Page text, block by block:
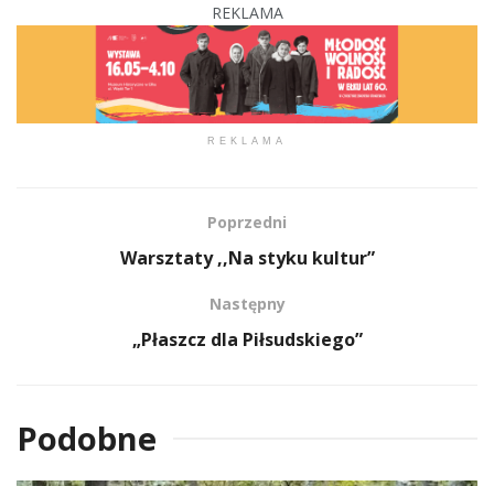
REKLAMA
REKLAMA
Poprzedni
Warsztaty ,,Na styku kultur”
Następny
„Płaszcz dla Piłsudskiego”
Podobne